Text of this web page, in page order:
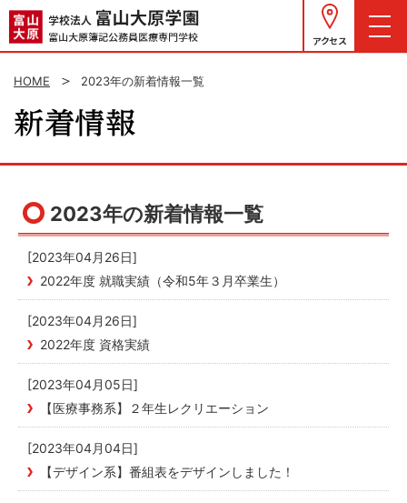
アクセス
HOME 2023年の新着情報一覧
2023年の新着情報一覧
[2023年04月26日]
2022年度 就職実績（令和5年３月卒業生）
[2023年04月26日]
2022年度 資格実績
[2023年04月05日]
【医療事務系】２年生レクリエーション
[2023年04月04日]
【デザイン系】番組表をデザインしました！